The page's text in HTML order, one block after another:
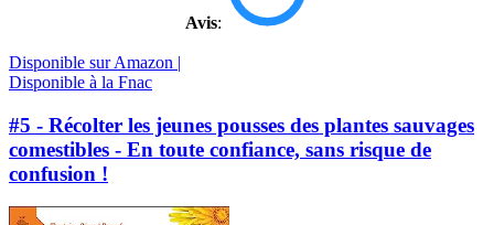
Avis:
Disponible sur Amazon |
Disponible à la Fnac
#5 - Récolter les jeunes pousses des plantes sauvages
comestibles - En toute confiance, sans risque de
confusion !